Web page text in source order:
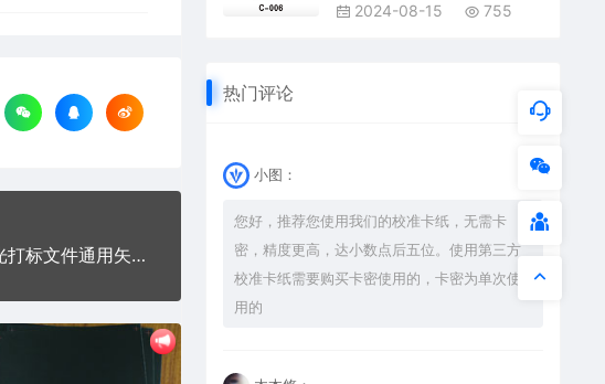
神龙logo钛钢军牌项链AI8.0格式激光打标文件通用矢量图
2024-08-15 755
热门评论
小图：
您好，推荐您使用我们的校准卡纸，无需卡
密，精度更高，达小数点后五位。使用第三方
校准卡纸需要购买卡密使用的，卡密为单次使
用的